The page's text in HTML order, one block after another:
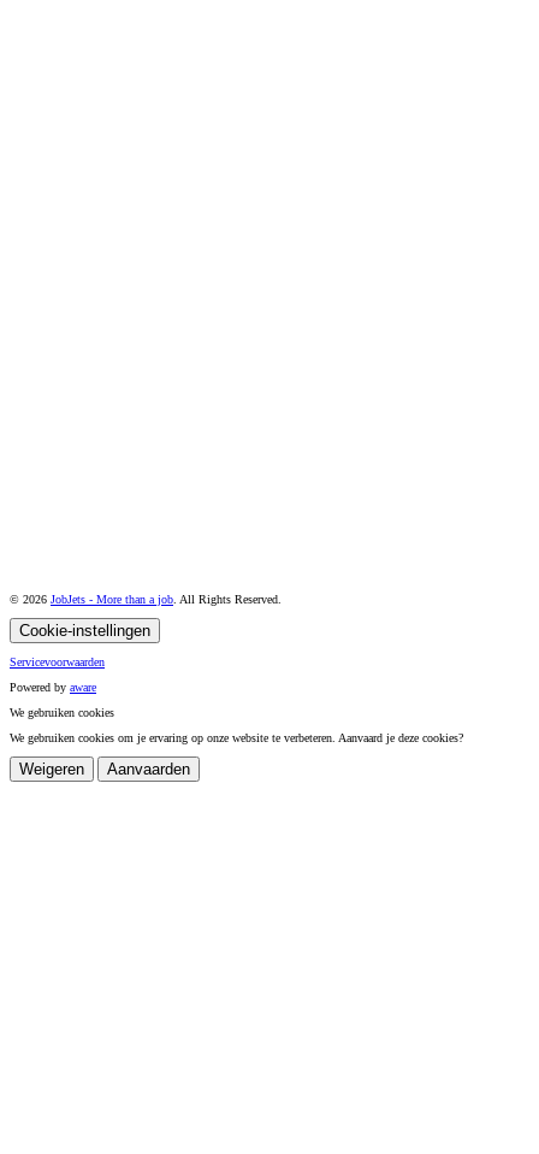
© 2026 JobJets - More than a job . All Rights Reserved.
Cookie-instellingen
Servicevoorwaarden
Powered by aware
We gebruiken cookies
We gebruiken cookies om je ervaring op onze website te verbeteren. Aanvaard je deze cookies?
Weigeren Aanvaarden